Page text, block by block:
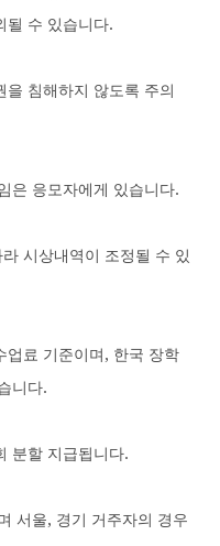
될 수 있습니다.
침해하지 않도록 주의
은 응모자에게 있습니다.
시상내역이 조정될 수 있
업료 기준이며, 한국 장학
니다.
분할 지급됩니다.
서울, 경기 거주자의 경우